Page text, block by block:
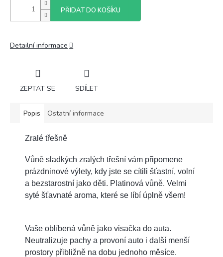
PŘIDAT DO KOŠÍKU
Detailní informace
ZEPTAT SE SDÍLET
Popis Ostatní informace
Zralé třešně
Vůně sladkých zralých třešní vám připomene
prázdninové výlety, kdy jste se cítili šťastní, volní
a bezstarostní jako děti. Platinová vůně. Velmi
syté šťavnaté aroma, které se líbí úplně všem!
Vaše oblíbená vůně jako visačka do auta.
Neutralizuje pachy a provoní auto i další menší
prostory přibližně na dobu jednoho měsíce.